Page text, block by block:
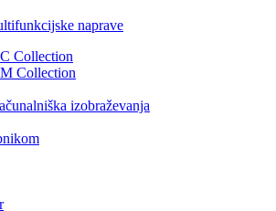
naprave
Collection
Collection
izobraževanja